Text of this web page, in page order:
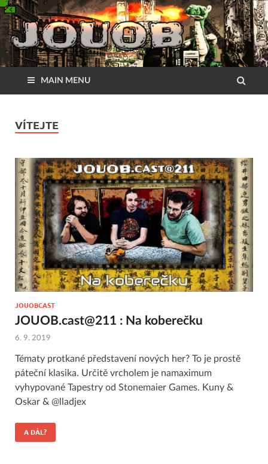
MAIN MENU
VÍTEJTE
JOUOBCAST
JOUOB.cast@211 : Na koberečku
6. 9. 2019
Tématy protkané představení nových her? To je prostě
páteční klasika. Určitě vrcholem je namaximum
vyhypované Tapestry od Stonemaier Games. Kuny &
Oskar & @lladjex
A DÁL?